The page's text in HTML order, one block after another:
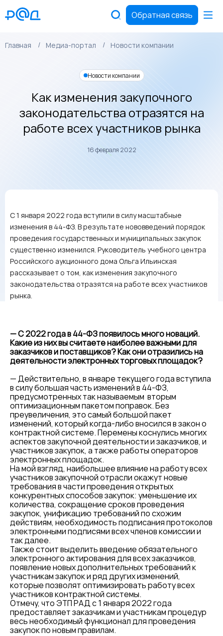
Обратная связь
Главная Медиа-портал Новости компании
Новости компании
Как изменения закупочного
законодательства отразятся на
работе всех участников рынка
16 февраля 2022
С 1 января 2022 года вступили в силу масштабные
изменения в 44-ФЗ. В результате нововведений порядок
проведения государственных и муниципальных закупок
существенно изменился. Руководитель учебного центра
Российского аукционного дома Ольга Ильинская
рассказывает о том, как изменения закупочного
законодательства отразятся на работе всех участников
рынка.
— С 2022 года в 44-ФЗ появилось много новаций.
Какие из них вы считаете наиболее важными для
заказчиков и поставщиков? Как они отразились на
деятельности электронных торговых площадок?
— Действительно, в январе текущего года вступила
в силу большая часть изменений в 44-ФЗ,
предусмотренных так называемым вторым
оптимизационным пакетом поправок. Без
преувеличения, это самый большой пакет
изменений, который когда-либо вносился в закон о
контрактной системе. Перемены коснулись многих
аспектов закупочной деятельности и заказчиков, и
участников закупок, а также работы операторов
электронных площадок.
На мой взгляд, наибольшее влияние на работу всех
участников закупочной отрасли окажут новые
требования в части проведения открытых
конкурентных способов закупок: уменьшение их
количества, сокращение сроков проведения
закупок, унификацию требований по схожим
действиям, необходимость подписания протоколов
электронными подписями всех членов комиссии и
так далее.
Также стоит выделить введение обязательного
электронного актирования для всех заказчиков,
появление новых дополнительных требований к
участникам закупок и ряд других изменений,
которые позволят оптимизировать работу всех
участников контрактной системы.
Отмечу, что ЭТП РАД с 1 января 2022 года
предоставляет заказчикам и участникам процедур
весь необходимый функционал для проведения
закупок по новым правилам.